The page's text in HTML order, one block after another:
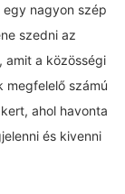
nagyon szép
szedni az
a közösségi
megfelelő számú
ahol havonta
és kivenni